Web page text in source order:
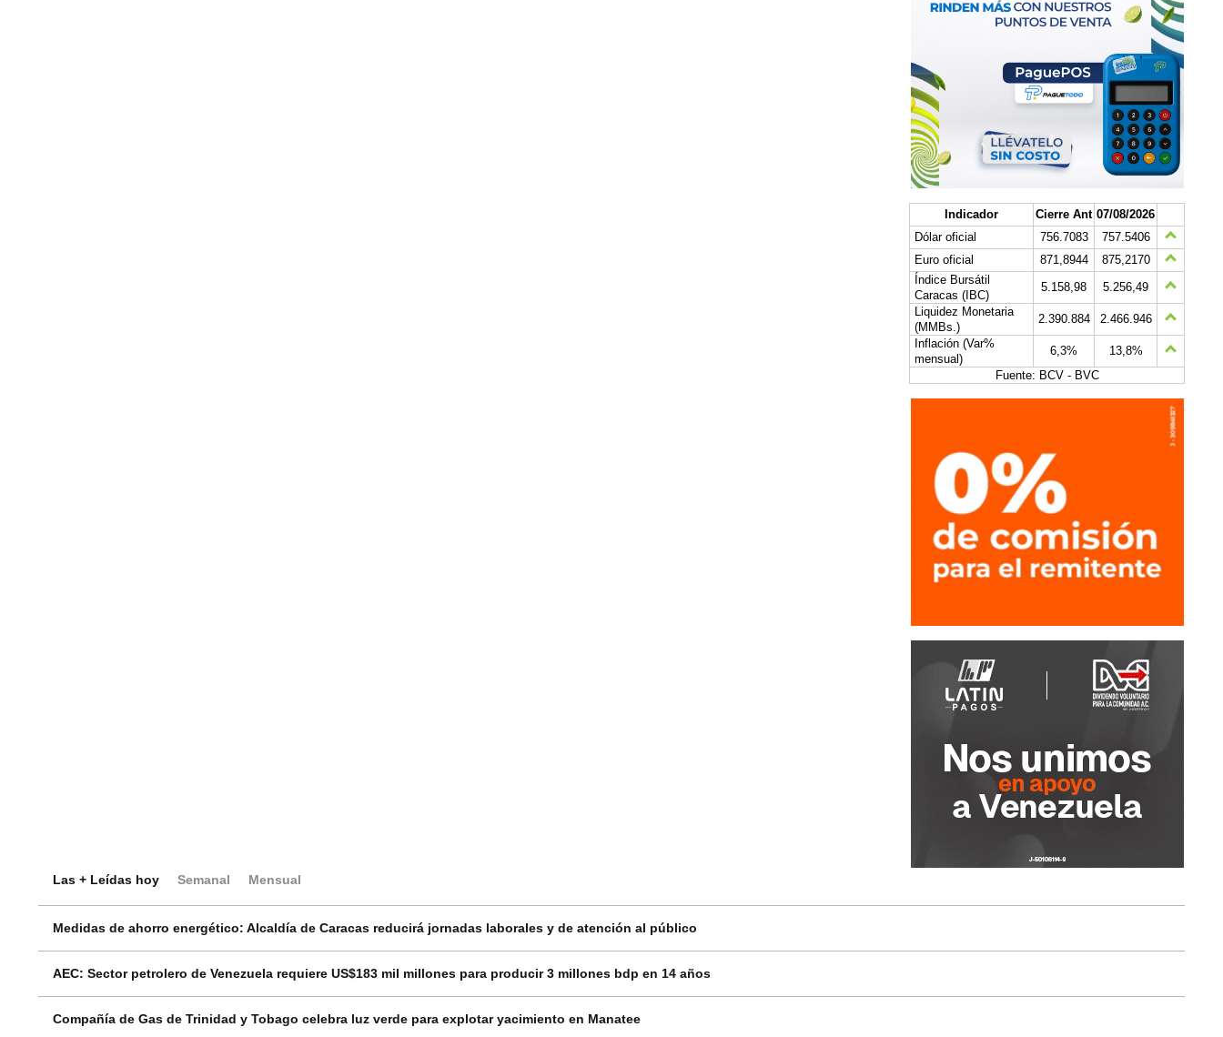
Indicador Cierre Ant 07/08/2026
Dólar oficial
756.7083
757.5406
Euro oficial
871,8944
875,2170
Índice Bursátil
Caracas (IBC)
5.158,98
5.256,49
Liquidez Monetaria
(MMBs.)
2.390.884
2.466.946
Inflación (Var%
mensual)
6,3%
13,8%
Fuente: BCV - BVC
Las + Leídas hoy Semanal Mensual
Medidas de ahorro energético: Alcaldía de Caracas reducirá jornadas laborales y de atención al público
AEC: Sector petrolero de Venezuela requiere US$183 mil millones para producir 3 millones bdp en 14 años
Compañía de Gas de Trinidad y Tobago celebra luz verde para explotar yacimiento en Manatee